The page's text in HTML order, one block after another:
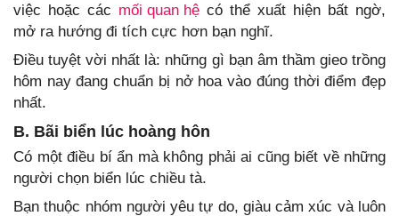
việc hoặc các mối quan hệ có thể xuất hiện bất ngờ,
mở ra hướng đi tích cực hơn bạn nghĩ.
Điều tuyệt vời nhất là: những gì bạn âm thầm gieo trồng
hôm nay đang chuẩn bị nở hoa vào đúng thời điểm đẹp
nhất.
B. Bãi biển lúc hoàng hôn
Có một điều bí ẩn mà không phải ai cũng biết về những
người chọn biển lúc chiều tà.
Bạn thuộc nhóm người yêu tự do, giàu cảm xúc và luôn